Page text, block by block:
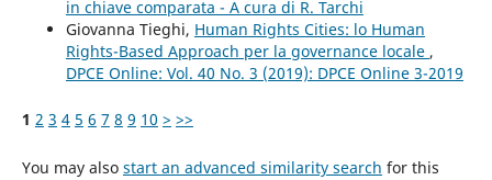
in chiave comparata - A cura di R. Tarchi
Giovanna Tieghi, Human Rights Cities: lo Human
Rights-Based Approach per la governance locale ,
DPCE Online: Vol. 40 No. 3 (2019): DPCE Online 3-2019
1 2 3 4 5 6 7 8 9 10 > >>
You may also start an advanced similarity search for this